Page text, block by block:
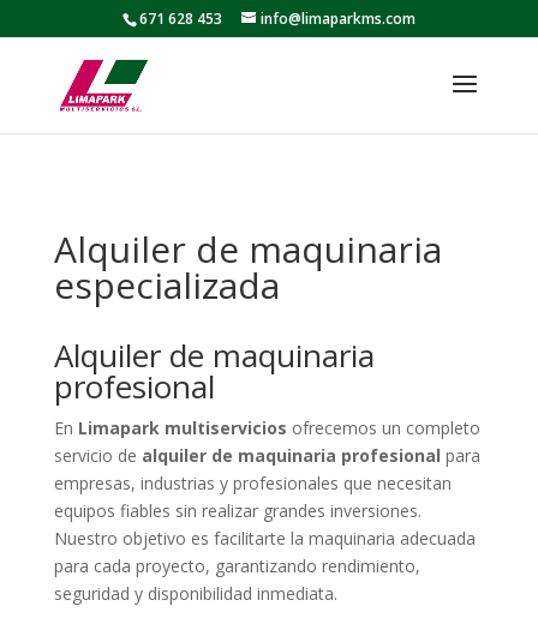
671 628 453 info@limaparkms.com
Alquiler de maquinaria
especializada
Alquiler de maquinaria
profesional
En Limapark multiservicios ofrecemos un completo
servicio de alquiler de maquinaria profesional para
empresas, industrias y profesionales que necesitan
equipos fiables sin realizar grandes inversiones.
Nuestro objetivo es facilitarte la maquinaria adecuada
para cada proyecto, garantizando rendimiento,
seguridad y disponibilidad inmediata.